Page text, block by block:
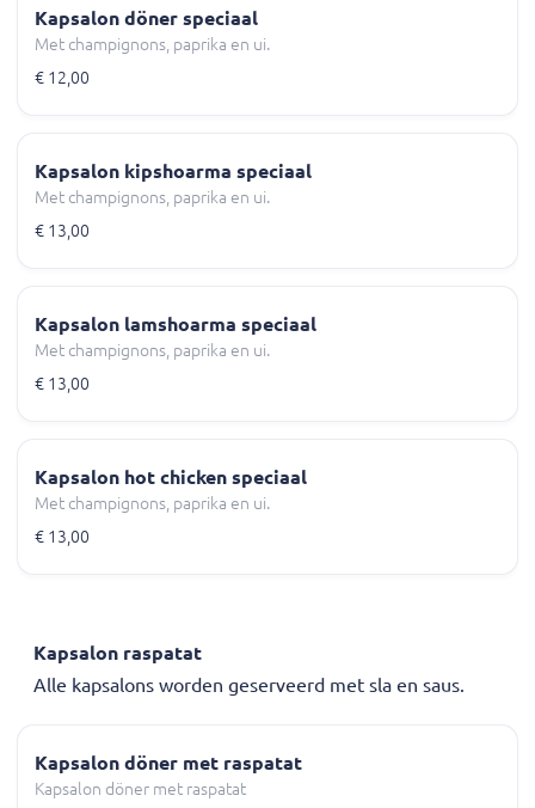
Kapsalon döner speciaal
Met champignons, paprika en ui.
€ 12,00
Kapsalon kipshoarma speciaal
Met champignons, paprika en ui.
€ 13,00
Kapsalon lamshoarma speciaal
Met champignons, paprika en ui.
€ 13,00
Kapsalon hot chicken speciaal
Met champignons, paprika en ui.
€ 13,00
Kapsalon raspatat
Alle kapsalons worden geserveerd met sla en saus.
Kapsalon döner met raspatat
Kapsalon döner met raspatat